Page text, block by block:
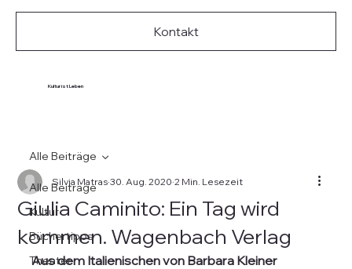
Kultur ist Leben
Kontakt
Alle Beiträge
Kultur
Büchertipps
Theater
Alle Beiträge
Giulia Caminito: Ein Tag wird
kommen. Wagenbach Verlag
Silvia Matras 30. Aug. 2020 2 Min. Lesezeit
Aus dem Italienischen von Barbara Kleiner